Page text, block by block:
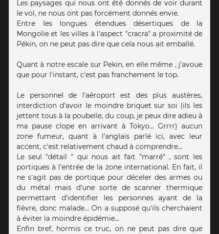
Les paysages qui nous ont été donnés de voir durant
le vol, ne nous ont pas forcément donnés envie.
Entre les longues étendues désertiques de la
Mongolie et les villes à l'aspect "cracra" a proximité de
Pékin, on ne peut pas dire que cela nous ait emballé.
Quant à notre escale sur Pekin, en elle même , j'avoue
que pour l'instant, c'est pas franchement le top.
Le personnel de l'aéroport est des plus austères,
interdiction d'avoir le moindre briquet sur soi (ils les
jettent tous à la poubelle, du coup, je peux dire adieu à
ma pause clope en arrivant à Tokyo... Grrrr) aucun
zone fumeur, quant à l'anglais parlé ici, avec leur
accent, c'est relativement chaud à comprendre...
Le seul "détail " qui nous ait fait "marré" , sont les
portiques à l'entrée de la zone international. En fait, il
ne s'agit pas de portique pour déceler des armes ou
du métal mais d'une sorte de scanner thermique
permettant d'identifier les personnes ayant de la
fièvre, donc malade... On a supposé qu'ils cherchaient
à éviter la moindre épidémie...
Enfin bref, hormis ce truc, on ne peut pas dire que